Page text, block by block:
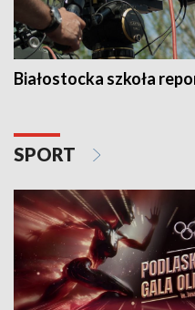
Białostocka szkoła
SPORT